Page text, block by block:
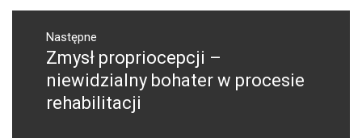
Następne
Następny
post:
Zmysł propriocepcji –
niewidzialny bohater w procesie
rehabilitacji